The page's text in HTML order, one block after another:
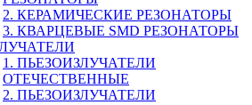
2. КЕРАМИЧЕСКИЕ РЕЗОНАТОРЫ
3. КВАРЦЕВЫЕ SMD РЕЗОНАТОРЫ
1. ПЬЕЗОИЗЛУЧАТЕЛИ
ОТЕЧЕСТВЕННЫЕ
2. ПЬЕЗОИЗЛУЧАТЕЛИ